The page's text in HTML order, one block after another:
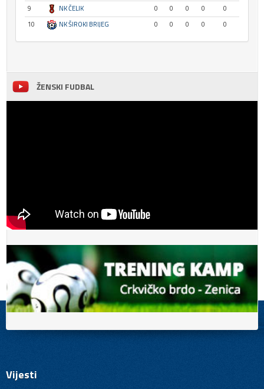
9
NK ČELIK 0 0 0 0
0
10
NK ŠIROKI BRIJEG 0 0 0 0 0
ŽENSKI FUDBAL
Vijesti